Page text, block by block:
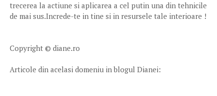
trecerea la actiune si aplicarea a cel putin una din tehnicile
de mai sus.Increde-te in tine si in resursele tale interioare !
Copyright © diane.ro
Articole din acelasi domeniu in blogul Dianei: